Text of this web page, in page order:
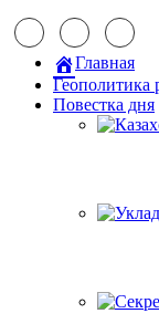
Главная
Геополитика
Повестка дня